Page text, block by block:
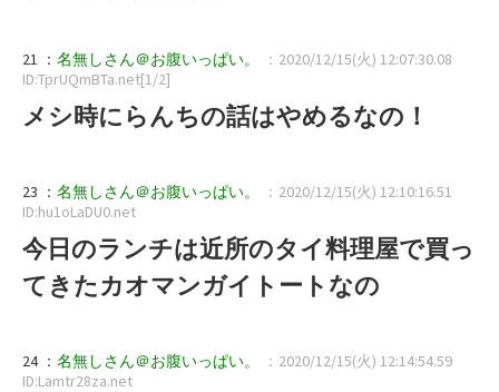
21 ： 名無しさん＠お腹いっぱい。
：2020/12/15(火) 12:07:30.08
ID:TprUQmBTa.net[1/2]
メシ時にらんちの話はやめるなの！
23 ： 名無しさん＠お腹いっぱい。
：2020/12/15(火) 12:10:16.51
ID:hu1oLaDU0.net
今日のランチは近所のタイ料理屋で買っ
てきたカオマンガイトートなの
24 ： 名無しさん＠お腹いっぱい。
：2020/12/15(火) 12:14:54.59
ID:Lamtr28za.net